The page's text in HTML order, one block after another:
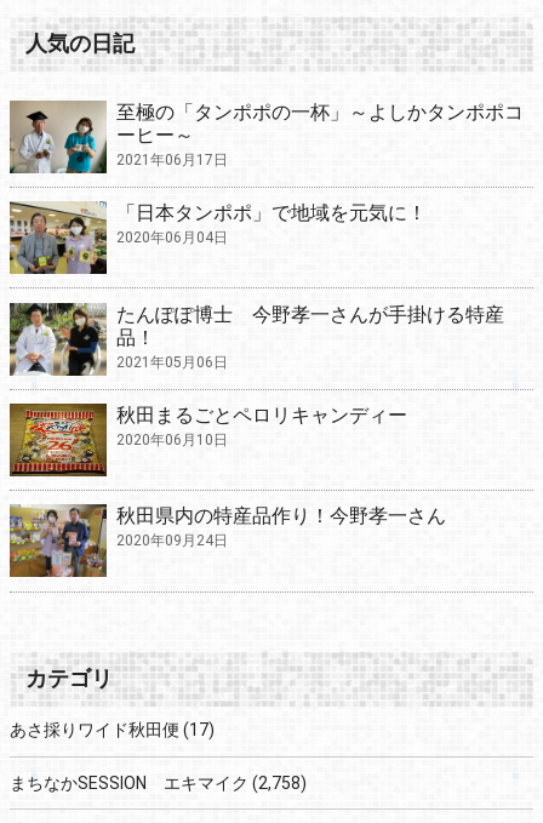
人気の日記
至極の「タンポポの一杯」～よしかタンポポコ
ーヒー～
2021年06月17日
「日本タンポポ」で地域を元気に！
2020年06月04日
たんぽぽ博士 今野孝一さんが手掛ける特産
品！
2021年05月06日
秋田まるごとペロリキャンディー
2020年06月10日
秋田県内の特産品作り！今野孝一さん
2020年09月24日
カテゴリ
あさ採りワイド秋田便 (17)
まちなかSESSION エキマイク (2,758)